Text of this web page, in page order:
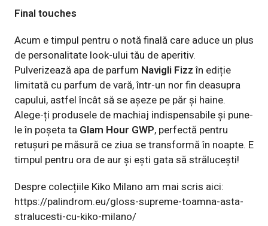
Final touches
Acum e timpul pentru o notă finală care aduce un plus
de personalitate look-ului tău de aperitiv.
Pulverizează apa de parfum Navigli Fizzîn ediție
limitată cu parfum de vară, într-un nor fin deasupra
capului, astfel încât să se așeze pe păr și haine.
Alege-ți produsele de machiaj indispensabile și pune-
le în poșeta ta Glam Hour GWP, perfectă pentru
retușuri pe măsură ce ziua se transformă în noapte. E
timpul pentru ora de aur și ești gata să strălucești!
Despre colecțiile Kiko Milano am mai scris aici:
https://palindrom.eu/gloss-supreme-toamna-asta-
stralucesti-cu-kiko-milano/